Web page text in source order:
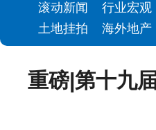
滚动新闻 行业宏观
土地挂拍
海外地产
重磅|第十九